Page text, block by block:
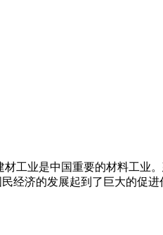
工业是中国重要的材料工
经济的发展起到了巨大的促进